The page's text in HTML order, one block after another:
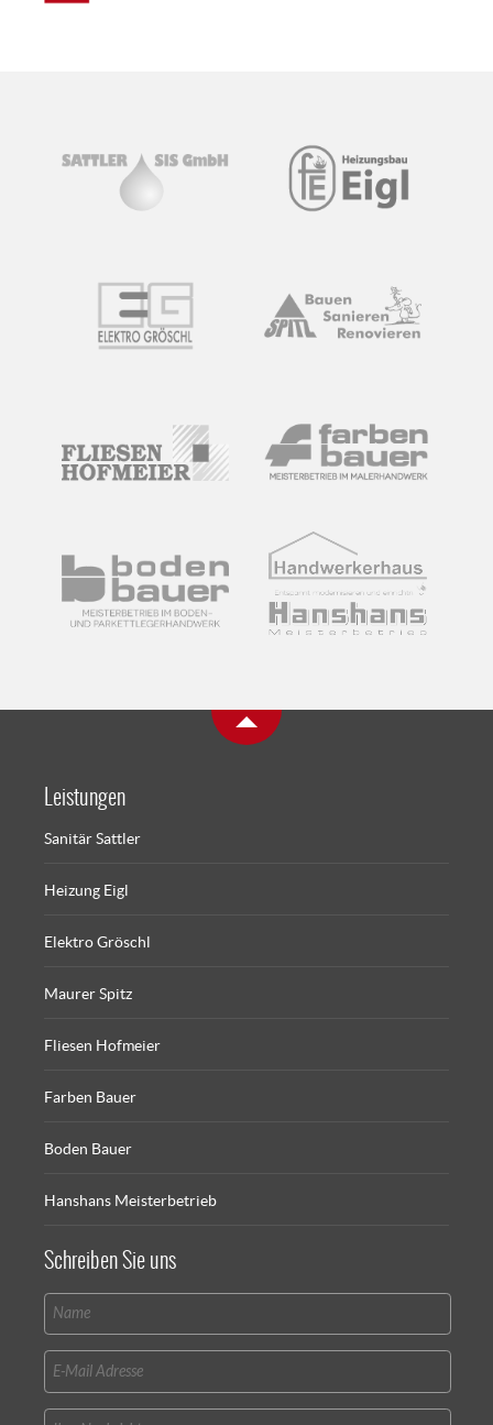
Leistungen
Sanitär Sattler
Heizung Eigl
Elektro Gröschl
Maurer Spitz
Fliesen Hofmeier
Farben Bauer
Boden Bauer
Hanshans Meisterbetrieb
Schreiben Sie uns